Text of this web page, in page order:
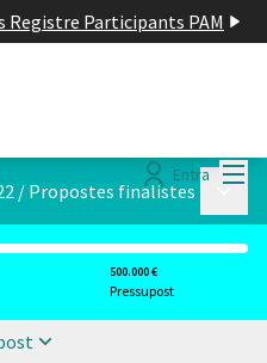
Registre Participants PAM
Entra
/ Propostes finalistes
500.000 €
Pressupost